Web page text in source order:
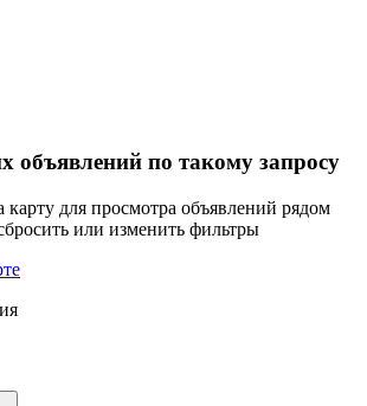
объявлений по такому запросу
карту для просмотра объявлений рядом
или изменить фильтры